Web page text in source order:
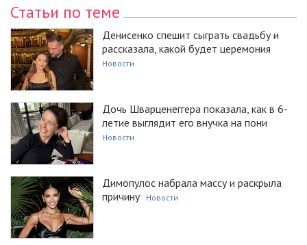
Статьи по теме
Денисенко спешит сыграть свадьбу и
рассказала, какой будет церемония
Новости
Дочь Шварценеггера показала, как в 6-
летие выглядит его внучка на пони
Новости
Димопулос набрала массу и раскрыла
причину
Новости